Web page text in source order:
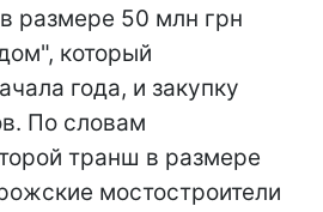
размере 50 млн грн
который
года, и закупку
По словам
транш в размере
мостостроители